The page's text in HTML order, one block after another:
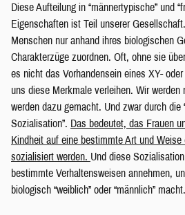
Diese Aufteilung in “männertypische” und
Eigenschaften ist Teil unserer
Menschen nur anhand ihres biologischen
Charakterzüge zuordnen. Oft, ohne sie
es nicht das Vorhandensein eines XY-
uns diese Merkmale verleihen. Wir werden
werden dazu gemacht. Und zwar durch
Sozialisation”. Das bedeutet, das Frauen
Kindheit auf eine bestimmte Art und
sozialisiert werden. Und diese
bestimmte Verhaltensweisen annehmen,
biologisch “weiblich” oder “männlich” macht.